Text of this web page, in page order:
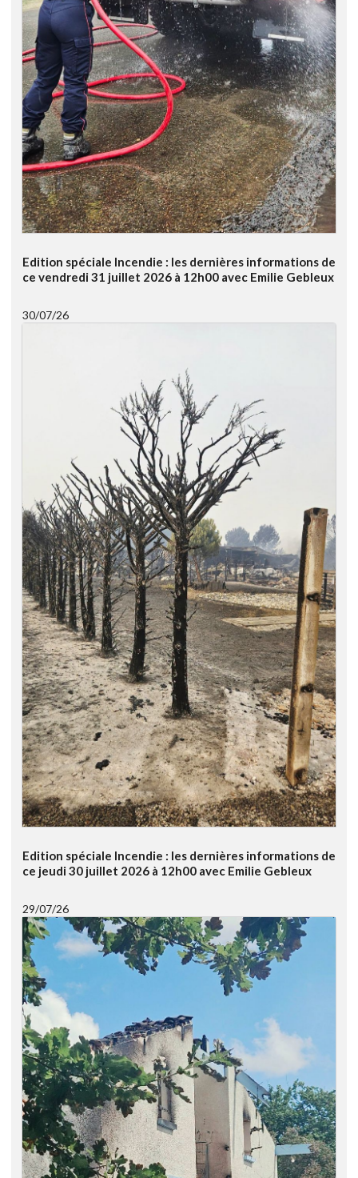
Edition spéciale Incendie : les dernières informations de
ce vendredi 31 juillet 2026 à 12h00 avec Emilie Gebleux
30/07/26
Edition spéciale Incendie : les dernières informations de
ce jeudi 30 juillet 2026 à 12h00 avec Emilie Gebleux
29/07/26